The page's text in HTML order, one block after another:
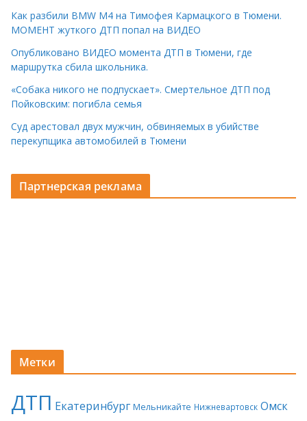
Как разбили BMW M4 на Тимофея Кармацкого в Тюмени.
МОМЕНТ жуткого ДТП попал на ВИДЕО
Опубликовано ВИДЕО момента ДТП в Тюмени, где
маршрутка сбила школьника.
«Собака никого не подпускает». Смертельное ДТП под
Пойковским: погибла семья
Суд арестовал двух мужчин, обвиняемых в убийстве
перекупщика автомобилей в Тюмени
Партнерская реклама
Метки
ДТП Екатеринбург Мельникайте Нижневартовск Омск